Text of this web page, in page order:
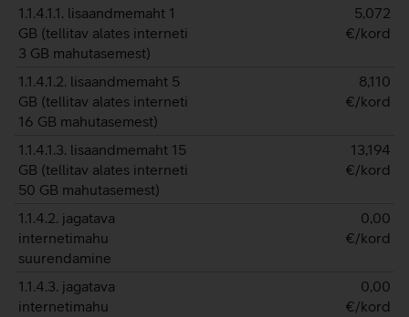
1.1.4.1.1. lisaandmemaht 1
GB (tellitav alates interneti
3 GB mahutasemest)
5,072
€/kord
1.1.4.1.2. lisaandmemaht 5
GB (tellitav alates interneti
16 GB mahutasemest)
8,110
€/kord
1.1.4.1.3. lisaandmemaht 15
GB (tellitav alates interneti
50 GB mahutasemest)
13,194
€/kord
1.1.4.2. jagatava
internetimahu
suurendamine
0,00
€/kord
1.1.4.3. jagatava
internetimahu
0,00
€/kord